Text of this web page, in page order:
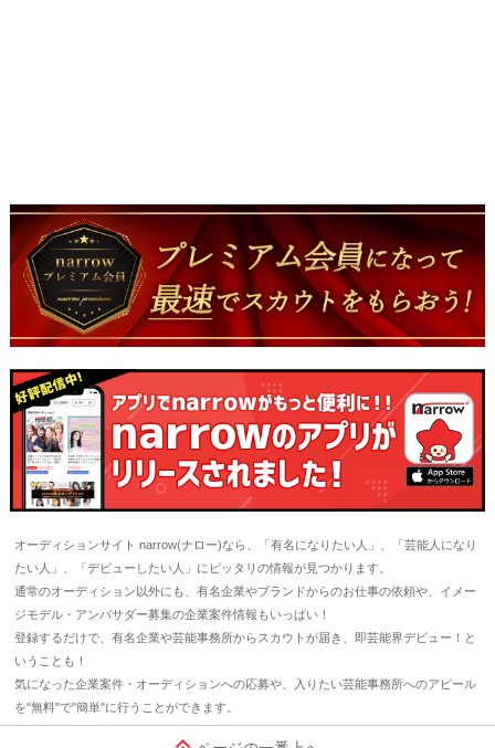
オーディションサイト narrow(ナロー)なら、「有名になりたい人」、「芸能人になり
たい人」、「デビューしたい人」にピッタリの情報が見つかります。
通常のオーディション以外にも、有名企業やブランドからのお仕事の依頼や、イメー
ジモデル・アンバサダー募集の企業案件情報もいっぱい！
登録するだけで、有名企業や芸能事務所からスカウトが届き、即芸能界デビュー！と
いうことも！
気になった企業案件・オーディションへの応募や、入りたい芸能事務所へのアピール
を"無料"で"簡単"に行うことができます。